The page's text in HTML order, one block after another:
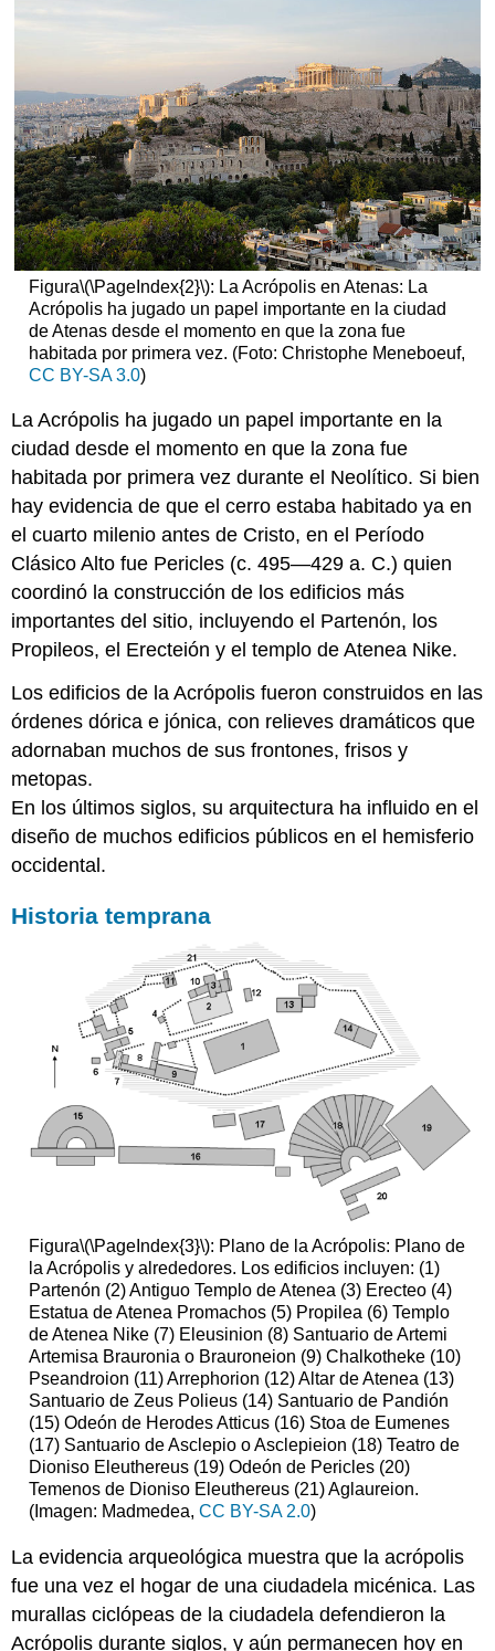
Figura\(\PageIndex{2}\): La Acrópolis en Atenas: La
Acrópolis ha jugado un papel importante en la ciudad
de Atenas desde el momento en que la zona fue
habitada por primera vez. (Foto: Christophe Meneboeuf,
CC BY-SA 3.0)
La Acrópolis ha jugado un papel importante en la
ciudad desde el momento en que la zona fue
habitada por primera vez durante el Neolítico. Si bien
hay evidencia de que el cerro estaba habitado ya en
el cuarto milenio antes de Cristo, en el Período
Clásico Alto fue Pericles (c. 495—429 a. C.) quien
coordinó la construcción de los edificios más
importantes del sitio, incluyendo el Partenón, los
Propileos, el Erecteión y el templo de Atenea Nike.
Los edificios de la Acrópolis fueron construidos en las
órdenes dórica e jónica, con relieves dramáticos que
adornaban muchos de sus frontones, frisos y
metopas.
En los últimos siglos, su arquitectura ha influido en el
diseño de muchos edificios públicos en el hemisferio
occidental.
Historia temprana
Figura\(\PageIndex{3}\): Plano de la Acrópolis: Plano de
la Acrópolis y alrededores. Los edificios incluyen: (1)
Partenón (2) Antiguo Templo de Atenea (3) Erecteo (4)
Estatua de Atenea Promachos (5) Propilea (6) Templo
de Atenea Nike (7) Eleusinion (8) Santuario de Artemi
Artemisa Brauronia o Brauroneion (9) Chalkotheke (10)
Pseandroion (11) Arrephorion (12) Altar de Atenea (13)
Santuario de Zeus Polieus (14) Santuario de Pandión
(15) Odeón de Herodes Atticus (16) Stoa de Eumenes
(17) Santuario de Asclepio o Asclepieion (18) Teatro de
Dioniso Eleuthereus (19) Odeón de Pericles (20)
Temenos de Dioniso Eleuthereus (21) Aglaureion.
(Imagen: Madmedea, CC BY-SA 2.0)
La evidencia arqueológica muestra que la acrópolis
fue una vez el hogar de una ciudadela micénica. Las
murallas ciclópeas de la ciudadela defendieron la
Acrópolis durante siglos, y aún permanecen hoy en